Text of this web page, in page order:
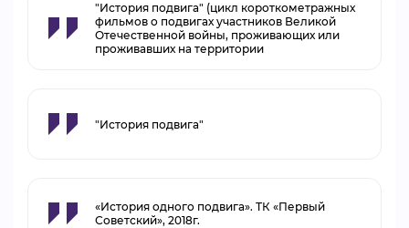
"История подвига" (цикл короткометражных
фильмов о подвигах участников Великой
Отечественной войны, проживающих или
проживавших на территории
"История подвига"
«История одного подвига». ТК «Первый
Советский», 2018г.